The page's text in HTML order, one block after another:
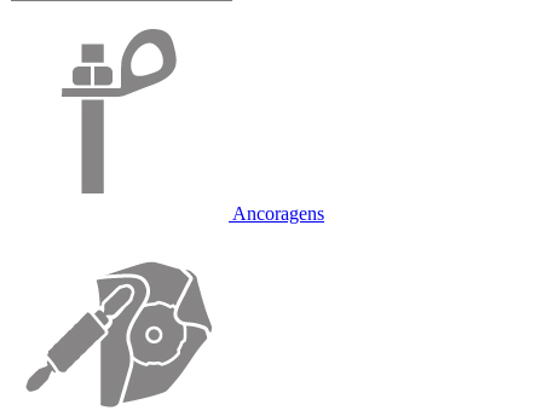
Ancoragens